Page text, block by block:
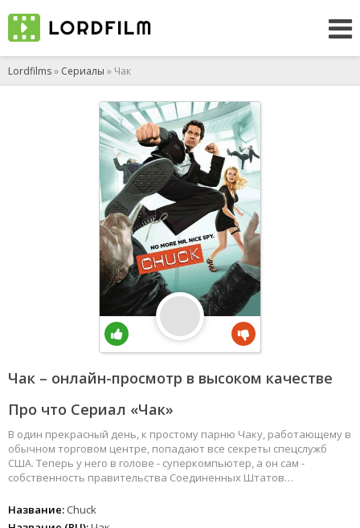
Lordfilms» Сериалы » Чак
Чак – онлайн-просмотр в высоком качестве
Про что Сериал «Чак»
В один прекрасный день, к простому парню Чаку, работающему в
обычном торговом центре, попадают все секреты спецслужб
США. Теперь у него в голове - суперкомпьютер, а он сам -
собственность правительства Соединенных Штатов…
Название: Chuck